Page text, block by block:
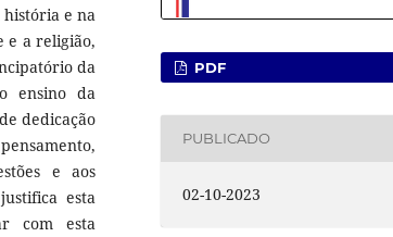
e na
e a religião,
da
ensino da
dedicação
e aos
esta
com esta
PDF
PUBLICADO
02-10-2023